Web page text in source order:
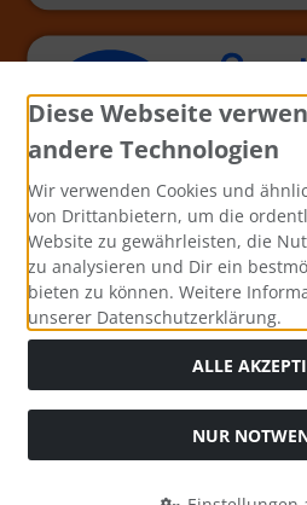
Alle Preise inkl. gesetzl. MwSt.
Diese Webseite
andere Technologien
Wir verwenden Cookies und
von Drittanbietern, um die
Website zu gewährleisten, die
zu analysieren und Dir ein
bieten zu können. Weitere
unserer Datenschutzerklärung.
ALLE
NUR